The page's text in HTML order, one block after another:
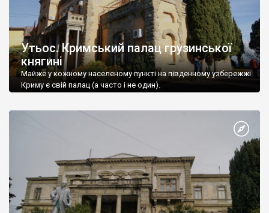
Утьос. Кримський палац грузинської
княгині
Майже у кожному населеному пункті на південному узбережжі
Криму є свій палац (а часто і не один).